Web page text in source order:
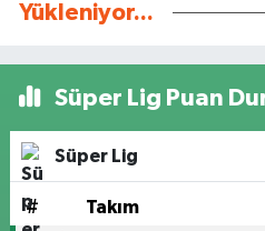
Yükleniyor...
Süper Lig Puan
Süper Lig
# Takım